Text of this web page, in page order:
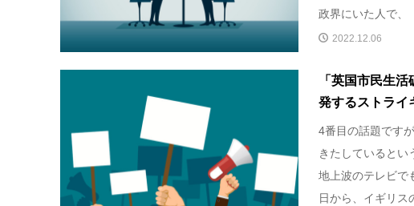
政界にいた人で、
2022.12.06
「英国市民生
発するストライ
4番目の話題です
きたしているとい
地上波のテレビで
日から、イギリス